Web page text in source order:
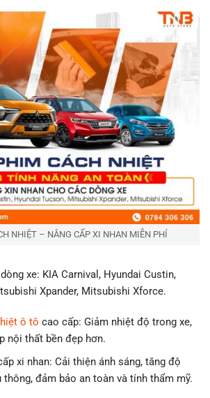
NHIỆT – NÂNG CẤP XI NHAN MIỄN PHÍ
xe: KIA Carnival, Hyundai Custin,
Xpander, Mitsubishi Xforce.
ô tô cao cấp: Giảm nhiệt độ trong xe,
nội thất bền đẹp hơn.
xi nhan: Cải thiện ánh sáng, tăng độ
thông, đảm bảo an toàn và tính thẩm mỹ.